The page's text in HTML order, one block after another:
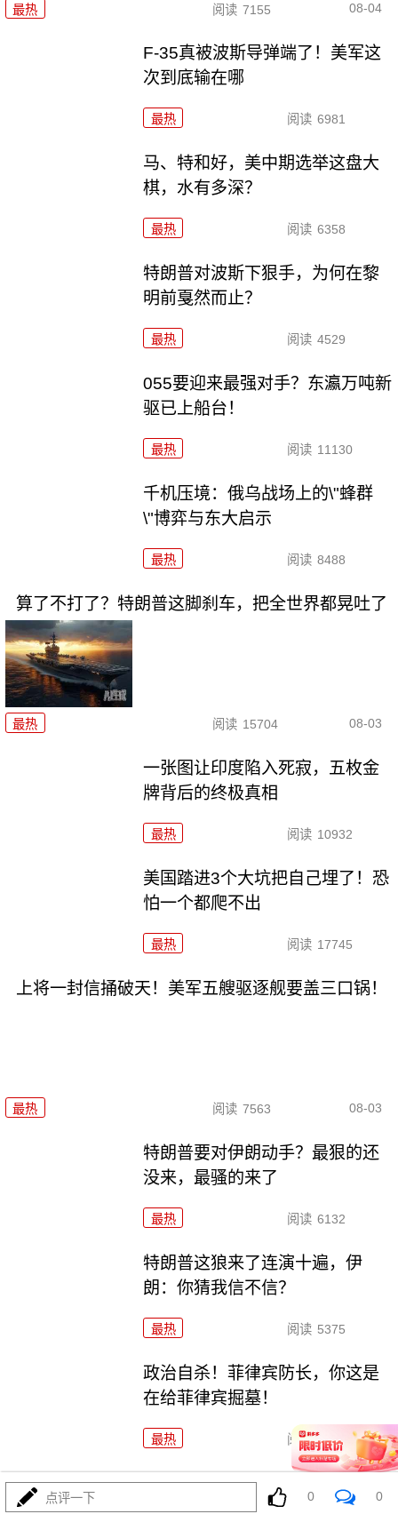
最热 阅读 7155 08-04
F-35真被波斯导弹端了！美军这
次到底输在哪
最热 阅读 6981
马、特和好，美中期选举这盘大
棋，水有多深？
最热 阅读 6358
特朗普对波斯下狠手，为何在黎
明前戛然而止？
最热 阅读 4529
055要迎来最强对手？东瀛万吨新
驱已上船台！
最热 阅读 11130
千机压境：俄乌战场上的\"蜂群
\"博弈与东大启示
最热 阅读 8488
算了不打了？特朗普这脚刹车，把全世界都晃吐了
最热 阅读 15704 08-03
一张图让印度陷入死寂，五枚金
牌背后的终极真相
最热 阅读 10932
美国踏进3个大坑把自己埋了！恐
怕一个都爬不出
最热 阅读 17745
上将一封信捅破天！美军五艘驱逐舰要盖三口锅！
最热 阅读 7563 08-03
特朗普要对伊朗动手？最狠的还
没来，最骚的来了
最热 阅读 6132
特朗普这狼来了连演十遍，伊
朗：你猜我信不信？
最热 阅读 5375
政治自杀！菲律宾防长，你这是
在给菲律宾掘墓！
最热 阅读 7131
高市早苗又作妖！特高课卷土重
来，日本三重困境
点评一下 0 0